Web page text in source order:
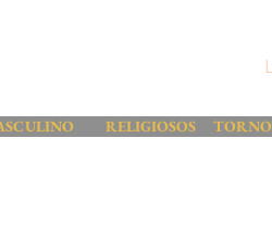
RELIGIOSOS